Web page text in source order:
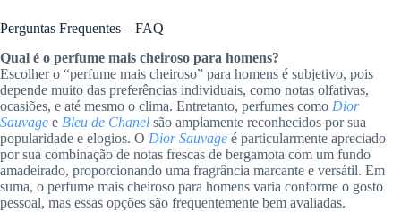
Perguntas Frequentes – FAQ
Qual é o perfume mais cheiroso para homens?
Escolher o “perfume mais cheiroso” para homens é subjetivo, pois
depende muito das preferências individuais, como notas olfativas,
ocasiões, e até mesmo o clima. Entretanto, perfumes como Dior
Sauvage e Bleu de Chanel são amplamente reconhecidos por sua
popularidade e elogios. O Dior Sauvage é particularmente apreciado
por sua combinação de notas frescas de bergamota com um fundo
amadeirado, proporcionando uma fragrância marcante e versátil. Em
suma, o perfume mais cheiroso para homens varia conforme o gosto
pessoal, mas essas opções são frequentemente bem avaliadas.